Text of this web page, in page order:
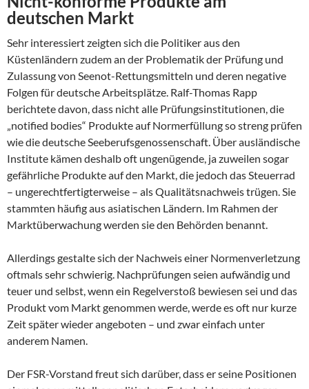
deutschen Markt
Sehr interessiert zeigten sich die Politiker aus den
Küstenländern zudem an der Problematik der Prüfung und
Zulassung von Seenot-Rettungsmitteln und deren negative
Folgen für deutsche Arbeitsplätze. Ralf-Thomas Rapp
berichtete davon, dass nicht alle Prüfungsinstitutionen, die
„notified bodies“ Produkte auf Normerfüllung so streng prüfen
wie die deutsche Seeberufsgenossenschaft. Über ausländische
Institute kämen deshalb oft ungenügende, ja zuweilen sogar
gefährliche Produkte auf den Markt, die jedoch das Steuerrad
– ungerechtfertigterweise – als Qualitätsnachweis trügen. Sie
stammten häufig aus asiatischen Ländern. Im Rahmen der
Marktüberwachung werden sie den Behörden benannt.
Allerdings gestalte sich der Nachweis einer Normenverletzung
oftmals sehr schwierig. Nachprüfungen seien aufwändig und
teuer und selbst, wenn ein Regelverstoß bewiesen sei und das
Produkt vom Markt genommen werde, werde es oft nur kurze
Zeit später wieder angeboten – und zwar einfach unter
anderem Namen.
Der FSR-Vorstand freut sich darüber, dass er seine Positionen